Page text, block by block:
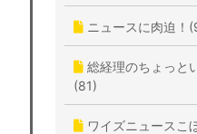
ニュースに肉迫！
総経理のちょっと
(81)
ワイズニュースこ